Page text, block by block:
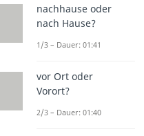
nachhause oder
nach Hause?
1/3 – Dauer: 01:41
vor Ort oder
Vorort?
2/3 – Dauer: 01:40